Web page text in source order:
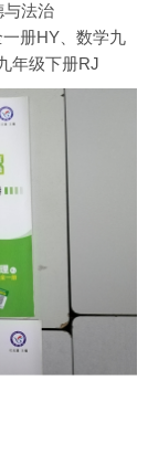
与法治
册HY、数学九
年级下册RJ